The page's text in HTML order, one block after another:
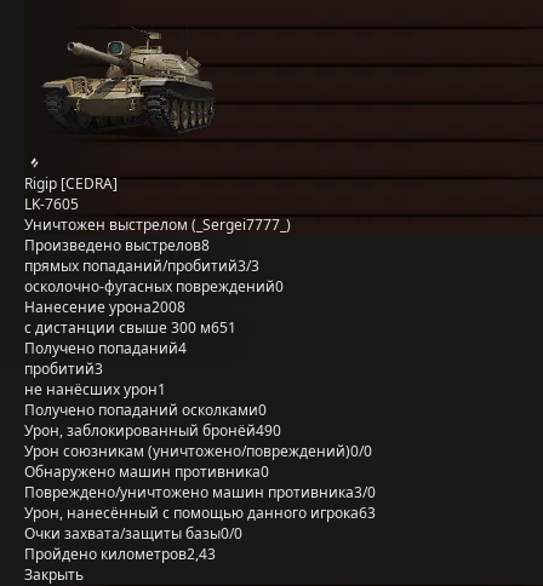
Rigip [CEDRA]
LK-7605
Уничтожен выстрелом (_Sergei7777_)
Произведено выстрелов8
прямых попаданий/пробитий3/3
осколочно-фугасных повреждений0
Нанесение урона2008
с дистанции свыше 300 м651
Получено попаданий4
пробитий3
не нанёсших урон1
Получено попаданий осколками0
Урон, заблокированный бронёй490
Урон союзникам (уничтожено/повреждений)0/0
Обнаружено машин противника0
Повреждено/уничтожено машин противника3/0
Урон, нанесённый с помощью данного игрока63
Очки захвата/защиты базы0/0
Пройдено километров2,43
Закрыть